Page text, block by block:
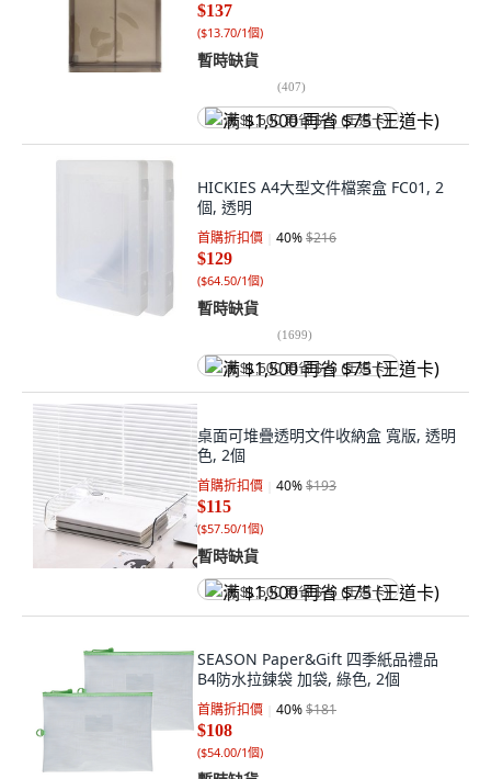
$137
($13.70/1個)
暫時缺貨
(407)
满 $1,500 再省 $75 (王道卡)
HICKIES A4大型文件檔案盒 FC01, 2
個, 透明
首購折扣價 40%$216
$129
($64.50/1個)
暫時缺貨
(1699)
满 $1,500 再省 $75 (王道卡)
桌面可堆疊透明文件收納盒 寬版, 透明
色, 2個
首購折扣價 40%$193
$115
($57.50/1個)
暫時缺貨
满 $1,500 再省 $75 (王道卡)
SEASON Paper&Gift 四季紙品禮品
B4防水拉鍊袋 加袋, 綠色, 2個
首購折扣價 40%$181
$108
($54.00/1個)